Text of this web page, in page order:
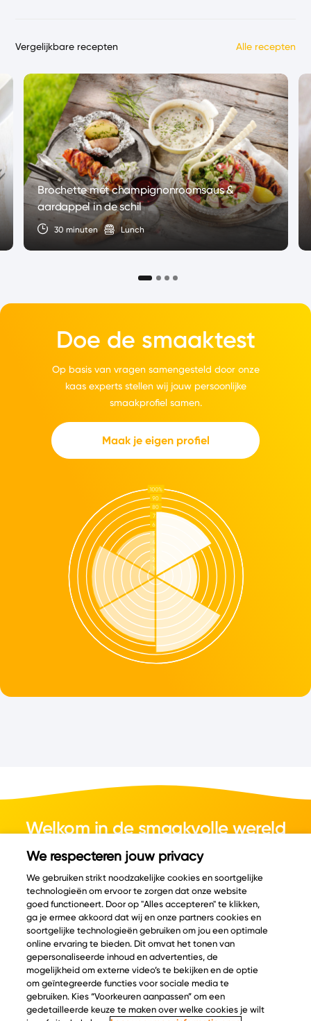
Vergelijkbare recepten Alle recepten
Brochette met champignonroomsaus &
aardappel in de schil
30 minuten Lunch
Doe de smaaktest
Op basis van vragen samengesteld door onze
kaas experts stellen wij jouw persoonlijke
smaakprofiel samen.
Maak je eigen profiel
Welkom in de smaakvolle wereld
van kaas.
© Copyright 2026 Velder
Inspiratie
Kaascatalogus
Recepten
Informatie
Over ons
Ontdek
We respecteren jouw privacy
We gebruiken strikt noodzakelijke cookies en soortgelijke
technologieën om ervoor te zorgen dat onze website
goed functioneert. Door op "Alles accepteren" te klikken,
ga je ermee akkoord dat wij en onze partners cookies en
soortgelijke technologieën gebruiken om jou een optimale
online ervaring te bieden. Dit omvat het tonen van
gepersonaliseerde inhoud en advertenties, de
mogelijkheid om externe video’s te bekijken en de optie
om geïntegreerde functies voor sociale media te
gebruiken. Kies “Voorkeuren aanpassen” om een
gedetailleerde keuze te maken over welke cookies je wilt